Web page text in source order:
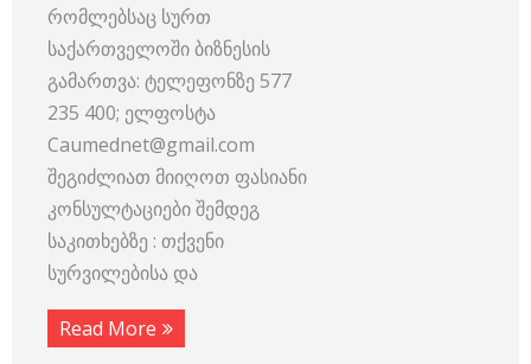
რომლებსაც სურთ
საქართველოში ბიზნესის
გამართვა: ტელეფონზე 577
235 400; ელფოსტა
Caumednet@gmail.com
შეგიძლიათ მიიღოთ ფასიანი
კონსულტაციები შემდეგ
საკითხებზე : თქვენი
სურვილებისა და
Read More